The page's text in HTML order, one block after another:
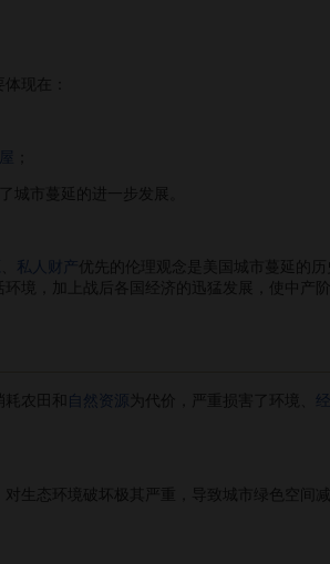
现在：
城市蔓延的进一步发展。
私人财产 优先的伦理观念是美国城市蔓延的
境，加上战后各国经济的迅猛发展，使中产
农田和 自然资源 为代价，严重损害了环境、
态环境破坏极其严重，导致城市绿色空间减